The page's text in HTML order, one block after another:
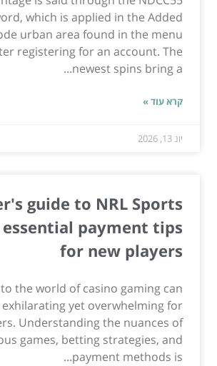
which is applied in the Added
urban area found in the menu
registering for an account. The
newest spins bring a...
קרא עוד »
יונ 13, 2026
guide to NRL Sports
payment tips
for new players
the world of casino gaming can
exhilarating yet overwhelming for
Understanding the nuances of
games, betting strategies, and
payment methods is...